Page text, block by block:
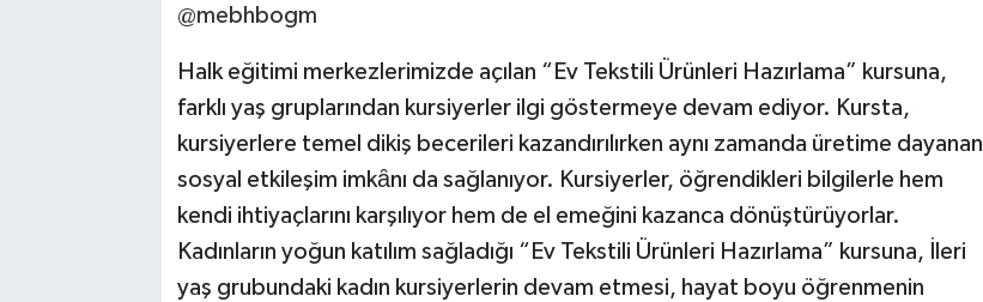
@mebhbogm
Halk eğitimi merkezlerimizde açılan “Ev Tekstili Ürünleri Hazırlama” kursuna,
farklı yaş gruplarından kursiyerler ilgi göstermeye devam ediyor. Kursta,
kursiyerlere temel dikiş becerileri kazandırılırken aynı zamanda üretime dayanan
sosyal etkileşim imkȃnı da sağlanıyor. Kursiyerler, öğrendikleri bilgilerle hem
kendi ihtiyaçlarını karşılıyor hem de el emeğini kazanca dönüştürüyorlar.
Kadınların yoğun katılım sağladığı “Ev Tekstili Ürünleri Hazırlama” kursuna, İleri
yaş grubundaki kadın kursiyerlerin devam etmesi, hayat boyu öğrenmenin